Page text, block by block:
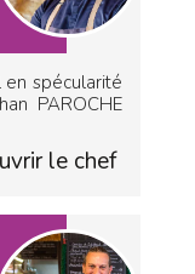
en spécularité
PAROCHE
le chef